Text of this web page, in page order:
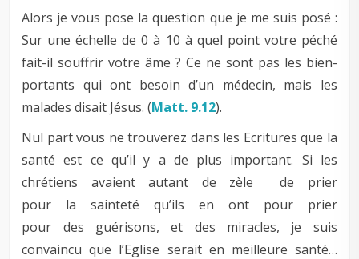
Alors je vous pose la question que je me suis posé :
Sur une échelle de 0 à 10 à quel point votre péché
fait-il souffrir votre âme ? Ce ne sont pas les bien-
portants qui ont besoin d’un médecin, mais les
malades disait Jésus. (Matt. 9.12).
Nul part vous ne trouverez dans les Ecritures que la
santé est ce qu’il y a de plus important. Si les
chrétiens avaient autant de zèle de prier
pour la sainteté qu’ils en ont pour prier
pour des guérisons, et des miracles, je suis
convaincu que l’Eglise serait en meilleure santé…